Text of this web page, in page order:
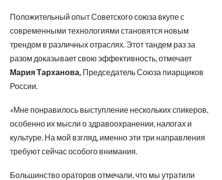
Положительный опыт Советского союза вкупе с
современными технологиями становятся новым
трендом в различных отраслях. Этот тандем раз за
разом доказывает свою эффективность, отмечает
Мария Тарханова, Председатель Союза пиарщиков
России.
«Мне понравилось выступление нескольких спикеров,
особенно их мысли о здравоохранении, налогах и
культуре. На мой взгляд, именно эти три направления
требуют сейчас особого внимания.
Большинство ораторов отмечали, что мы утратили